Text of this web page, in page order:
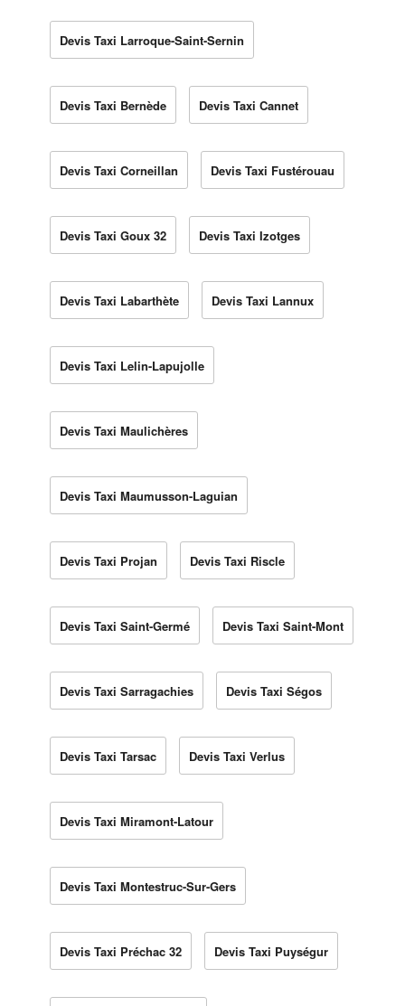
Devis Taxi Larroque-Saint-Sernin
Devis Taxi Bernède Devis Taxi Cannet
Devis Taxi Corneillan Devis Taxi Fustérouau
Devis Taxi Goux 32 Devis Taxi Izotges
Devis Taxi Labarthète Devis Taxi Lannux
Devis Taxi Lelin-Lapujolle
Devis Taxi Maulichères
Devis Taxi Maumusson-Laguian
Devis Taxi Projan Devis Taxi Riscle
Devis Taxi Saint-Germé Devis Taxi Saint-Mont
Devis Taxi Sarragachies Devis Taxi Ségos
Devis Taxi Tarsac Devis Taxi Verlus
Devis Taxi Miramont-Latour
Devis Taxi Montestruc-Sur-Gers
Devis Taxi Préchac 32 Devis Taxi Puységur